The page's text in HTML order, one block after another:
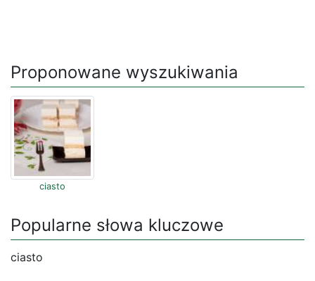
Proponowane wyszukiwania
ciasto
Popularne słowa kluczowe
ciasto